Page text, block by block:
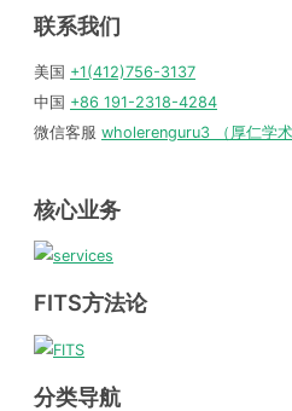
联系我们
美国 +1(412)756-3137
中国 +86 191-2318-4284
微信客服 wholerenguru3 （厚仁学术
核心业务
FITS方法论
分类导航